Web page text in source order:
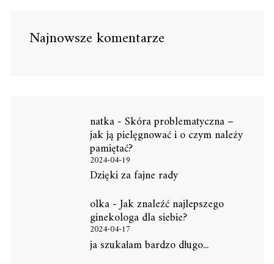
Najnowsze komentarze
natka-Skóra problematyczna –
jak ją pielęgnować i o czym należy
pamiętać?
2024-04-19
Dzięki za fajne rady
olka-Jak znaleźć najlepszego
ginekologa dla siebie?
2024-04-17
ja szukałam bardzo długo...